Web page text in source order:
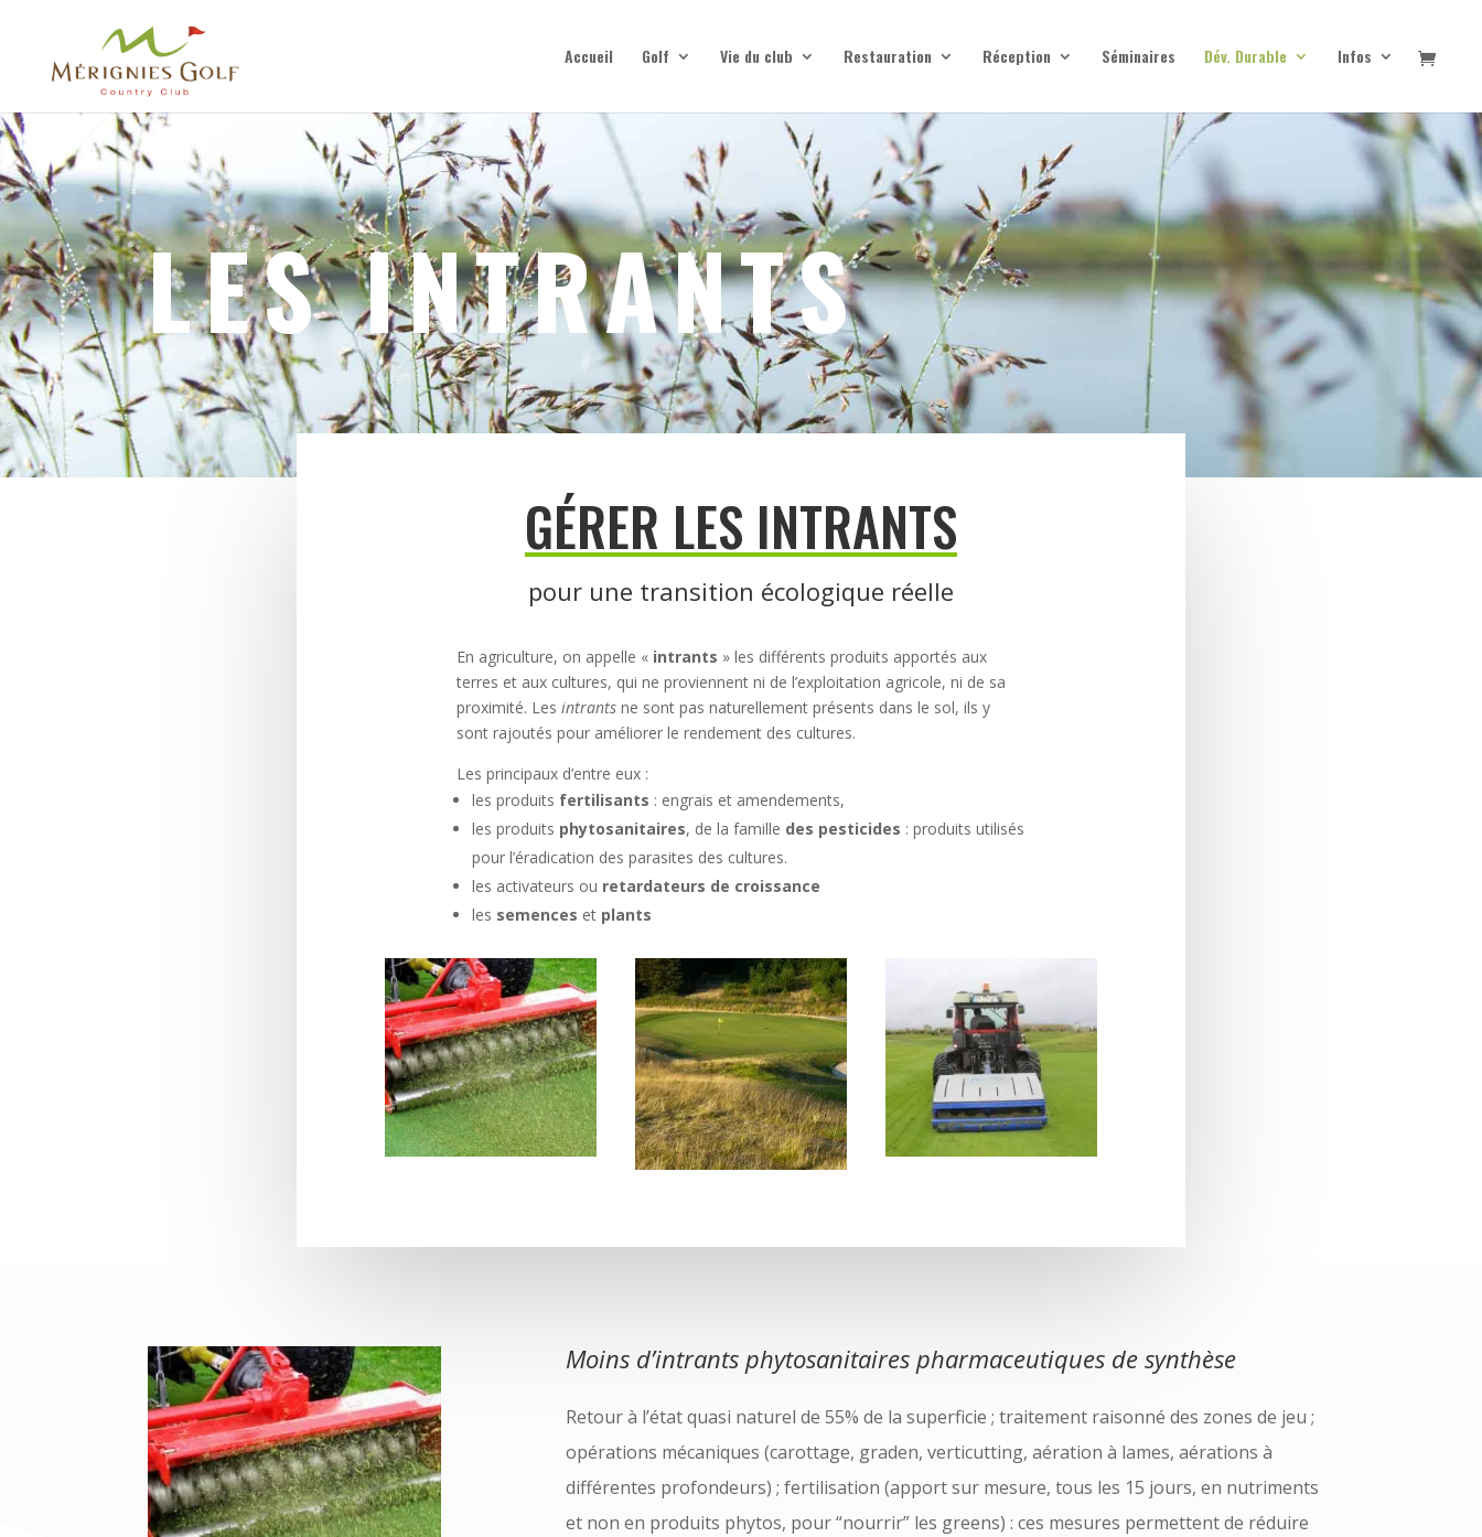
Accueil Golf Vie du club Restauration Réception Séminaires Dév. Durable Infos
LES INTRANTS
GÉRER LES INTRANTS
pour une transition écologique réelle
En agriculture, on appelle « intrants » les différents produits apportés aux
terres et aux cultures, qui ne proviennent ni de l’exploitation agricole, ni de sa
proximité. Les intrants ne sont pas naturellement présents dans le sol, ils y
sont rajoutés pour améliorer le rendement des cultures.
Les principaux d’entre eux :
les produits fertilisants : engrais et amendements,
les produits phytosanitaires, de la famille des pesticides : produits utilisés
pour l’éradication des parasites des cultures.
les activateurs ou retardateurs de croissance
les semences et plants
Moins d’intrants phytosanitaires pharmaceutiques de synthèse
Retour à l’état quasi naturel de 55% de la superficie ; traitement raisonné des zones de jeu ;
opérations mécaniques (carottage, graden, verticutting, aération à lames, aérations à
différentes profondeurs) ; fertilisation (apport sur mesure, tous les 15 jours, en nutriments
et non en produits phytos, pour “nourrir” les greens) : ces mesures permettent de réduire